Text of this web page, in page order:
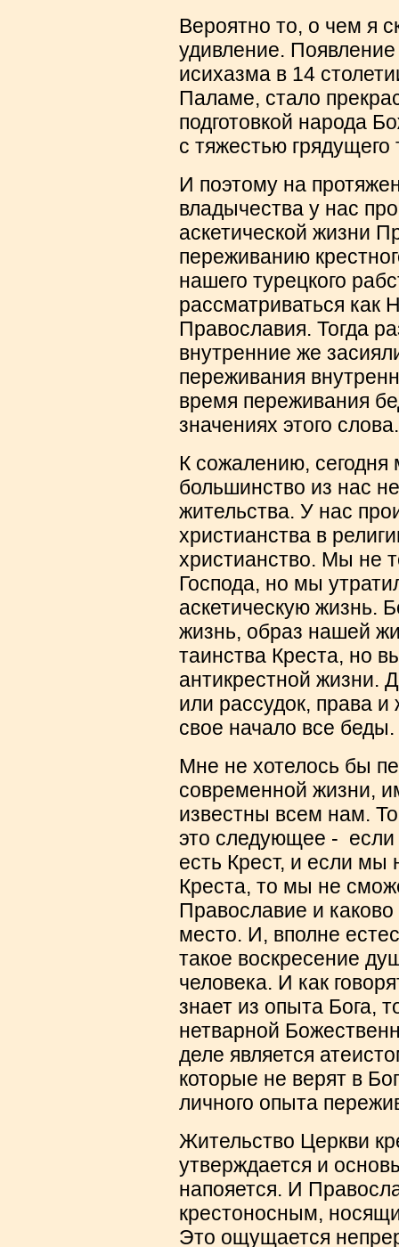
Вероятно то, о чем я
удивление.
исихазма в 14
Паламе, стало
подготовкой народа
с тяжестью грядущего
И поэтому на
владычества у нас
аскетической жизни
переживанию
нашего турецкого
рассматриваться как
Православия. Тогда
внутренние же
переживания
время переживания
значениях этого слова.
К сожалению,
большинство из нас
жительства. У нас
христианства в
христианство. Мы не
Господа, но мы
аскетическую жизнь.
жизнь, образ нашей
таинства Креста, но
антикрестной жизни.
или рассудок, права
свое начало все беды.
Мне не хотелось бы
современной жизни,
известны всем нам.
это следующее - если
есть Крест, и если мы
Креста, то мы не
Православие и
место. И, вполне
такое воскресение
человека. И как
знает из опыта Бога,
нетварной
деле является
которые не верят в
личного опыта
Жительство Церкви
утверждается и
напояется. И
крестоносным,
Это ощущается